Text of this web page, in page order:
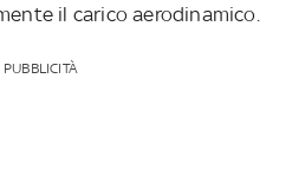
il carico aerodinamico.
PUBBLICITÀ